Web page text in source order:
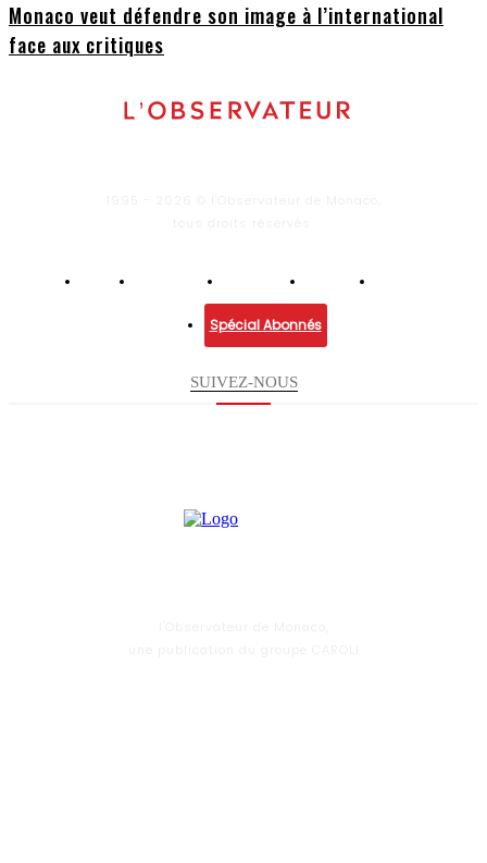
Monaco veut défendre son image à l’international
face aux critiques
Spécial Abonnés
SUIVEZ-NOUS